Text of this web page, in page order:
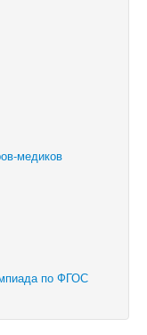
медиков
по ФГОС